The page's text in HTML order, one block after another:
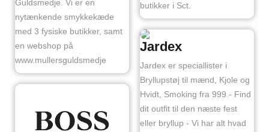
Guldsmedje. Vi er en
nytænkende smykkekæde
med 3 fysiske butikker, samt
en webshop på
www.mullersguldsmedje
butikker i Sct.
Jardex
Jardex er speciallister i
Bryllupstøj til mænd, Kjole og
Hvidt, Smoking fra 999.- Find
dit outfit til den næste fest
eller bryllup - Vi har alt hvad